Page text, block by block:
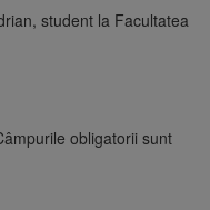
student la Facultatea
obligatorii sunt